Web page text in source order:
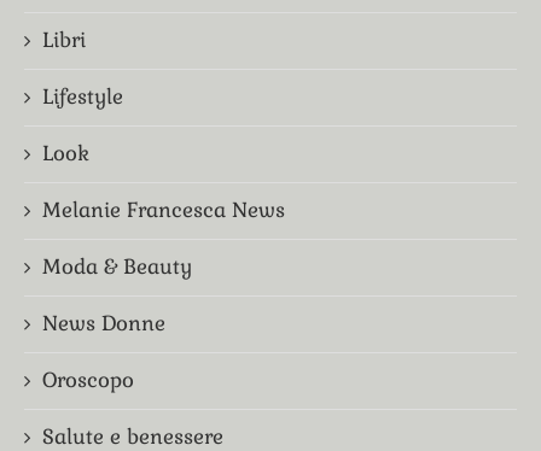
Libri
Lifestyle
Look
Melanie Francesca News
Moda & Beauty
News Donne
Oroscopo
Salute e benessere